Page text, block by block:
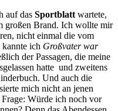
auf das Sportblatt wartete,
großen Brand. Ich wollte mir
nicht einmal die vom
kannte ich Großvater war
der Passagen, die meine
hatte ­ und zweitens
Und auch die
mich nicht an jenen
Würde ich noch vor